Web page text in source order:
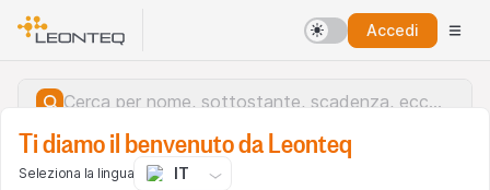
Accedi
Ti diamo il benvenuto da Leonteq
Seleziona la lingua IT